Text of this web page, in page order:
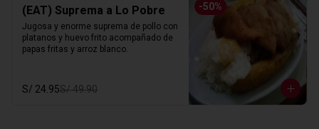
-50%
(EAT) Suprema a Lo Pobre
Jugosa y enorme suprema de pollo con
platanos y huevo frito acompañado de
papas fritas y arroz blanco.
S/ 24.95S/ 49.90